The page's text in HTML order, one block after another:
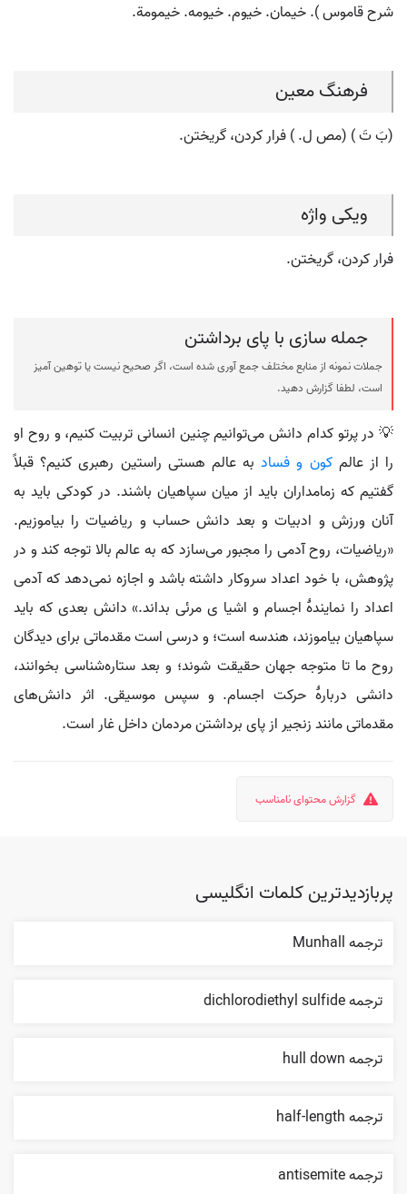
شرح قاموس ). خیمان. خیوم. خیومه. خیمومة.
فرهنگ معین
(بَ تَ ) (مص ل. ) فرار کردن، گریختن.
ویکی واژه
فرار کردن، گریختن.
جمله سازی با پای برداشتن
جملات نمونه از منابع مختلف جمع آوری شده است، اگر صحیح نیست یا توهین آمیز
است، لطفا گزارش دهید.
💡 در پرتو کدام دانش می‌توانیم چنین انسانی تربیت کنیم، و روح او
را از عالمکون و فسادبه عالم هستی راستین رهبری کنیم؟ قبلاً
گفتیم که زمامداران باید از میان سپاهیان باشند. در کودکی باید به
آنان ورزش و ادبیات و بعد دانش حساب و ریاضیات را بیاموزیم.
«ریاضیات، روح آدمی را مجبور می‌سازد که به عالم بالا توجه کند و در
پژوهش، با خود اعداد سروکار داشته باشد و اجازه نمی‌دهد که آدمی
اعداد را نمایندهٔ اجسام و اشیا ی مرئی بداند.» دانش بعدی که باید
سپاهیان بیاموزند، هندسه است؛ و درسی است مقدماتی برای دیدگان
روح ما تا متوجه جهان حقیقت شوند؛ و بعد ستاره‌شناسی بخوانند،
دانشی دربارهٔ حرکت اجسام. و سپس موسیقی. اثر دانش‌های
مقدماتی مانند زنجیر از پای برداشتن مردمان داخل غار است.
گزارش محتوای نامناسب
پربازدیدترین کلمات انگلیسی
ترجمه Munhall
ترجمه dichlorodiethyl sulfide
ترجمه hull down
ترجمه half-length
ترجمه antisemite